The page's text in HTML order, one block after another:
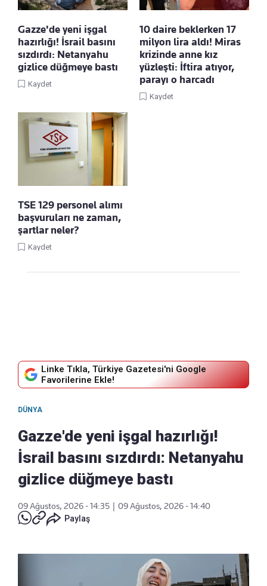
Gazze'de yeni işgal
hazırlığı! İsrail basını
sızdırdı: Netanyahu
gizlice düğmeye bastı
Kaydet
10 daire beklerken 17
milyon lira aldı! Miras
krizinde anne kız
yüzleşti: İftira atıyor,
parayı o harcadı
Kaydet
TSE 129 personel alımı
başvuruları ne zaman,
şartlar neler?
Kaydet
Linke Tıkla, Türkiye Gazetesi'ni Google
Favorilerine Ekle!
DÜNYA
Gazze'de yeni işgal hazırlığı!
İsrail basını sızdırdı: Netanyahu
gizlice düğmeye bastı
09 Ağustos, 2026 - 14:35
09 Ağustos, 2026 - 14:40
Paylaş